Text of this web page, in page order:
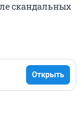
скандальных
Открыть